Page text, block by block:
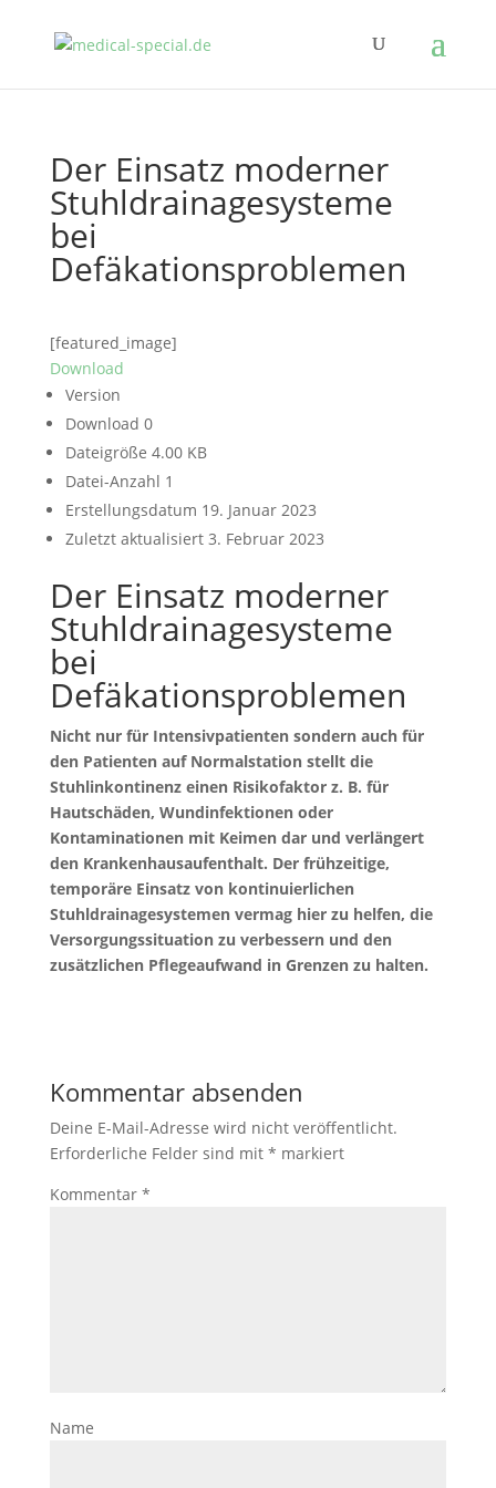
Der Einsatz moderner
Stuhldrainagesysteme
bei
Defäkationsproblemen
[featured_image]
Download
Version
Download 0
Dateigröße 4.00 KB
Datei-Anzahl 1
Erstellungsdatum 19. Januar 2023
Zuletzt aktualisiert 3. Februar 2023
Der Einsatz moderner
Stuhldrainagesysteme
bei
Defäkationsproblemen
Nicht nur für Intensivpatienten sondern auch für
den Patienten auf Normalstation stellt die
Stuhlinkontinenz einen Risikofaktor z. B. für
Hautschäden, Wundinfektionen oder
Kontaminationen mit Keimen dar und verlängert
den Krankenhausaufenthalt. Der frühzeitige,
temporäre Einsatz von kontinuierlichen
Stuhldrainagesystemen vermag hier zu helfen, die
Versorgungssituation zu verbessern und den
zusätzlichen Pflegeaufwand in Grenzen zu halten.
Kommentar absenden
Deine E-Mail-Adresse wird nicht veröffentlicht.
Erforderliche Felder sind mit * markiert
Kommentar *
Name